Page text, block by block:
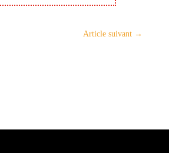
Article suivant →